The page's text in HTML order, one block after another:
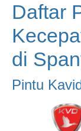
Daftar
di
Pintu